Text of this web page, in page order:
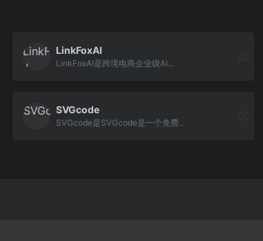
LinkFoxAI
LinkFoxAI是跨境电商企业级AI...
SVGcode
SVGcode是SVGcode是一个免费...